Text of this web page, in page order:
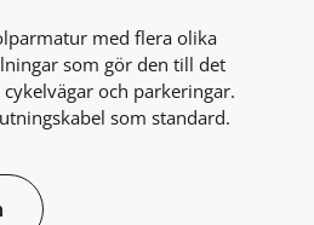
med flera olika
som gör den till det
och parkeringar.
som standard.